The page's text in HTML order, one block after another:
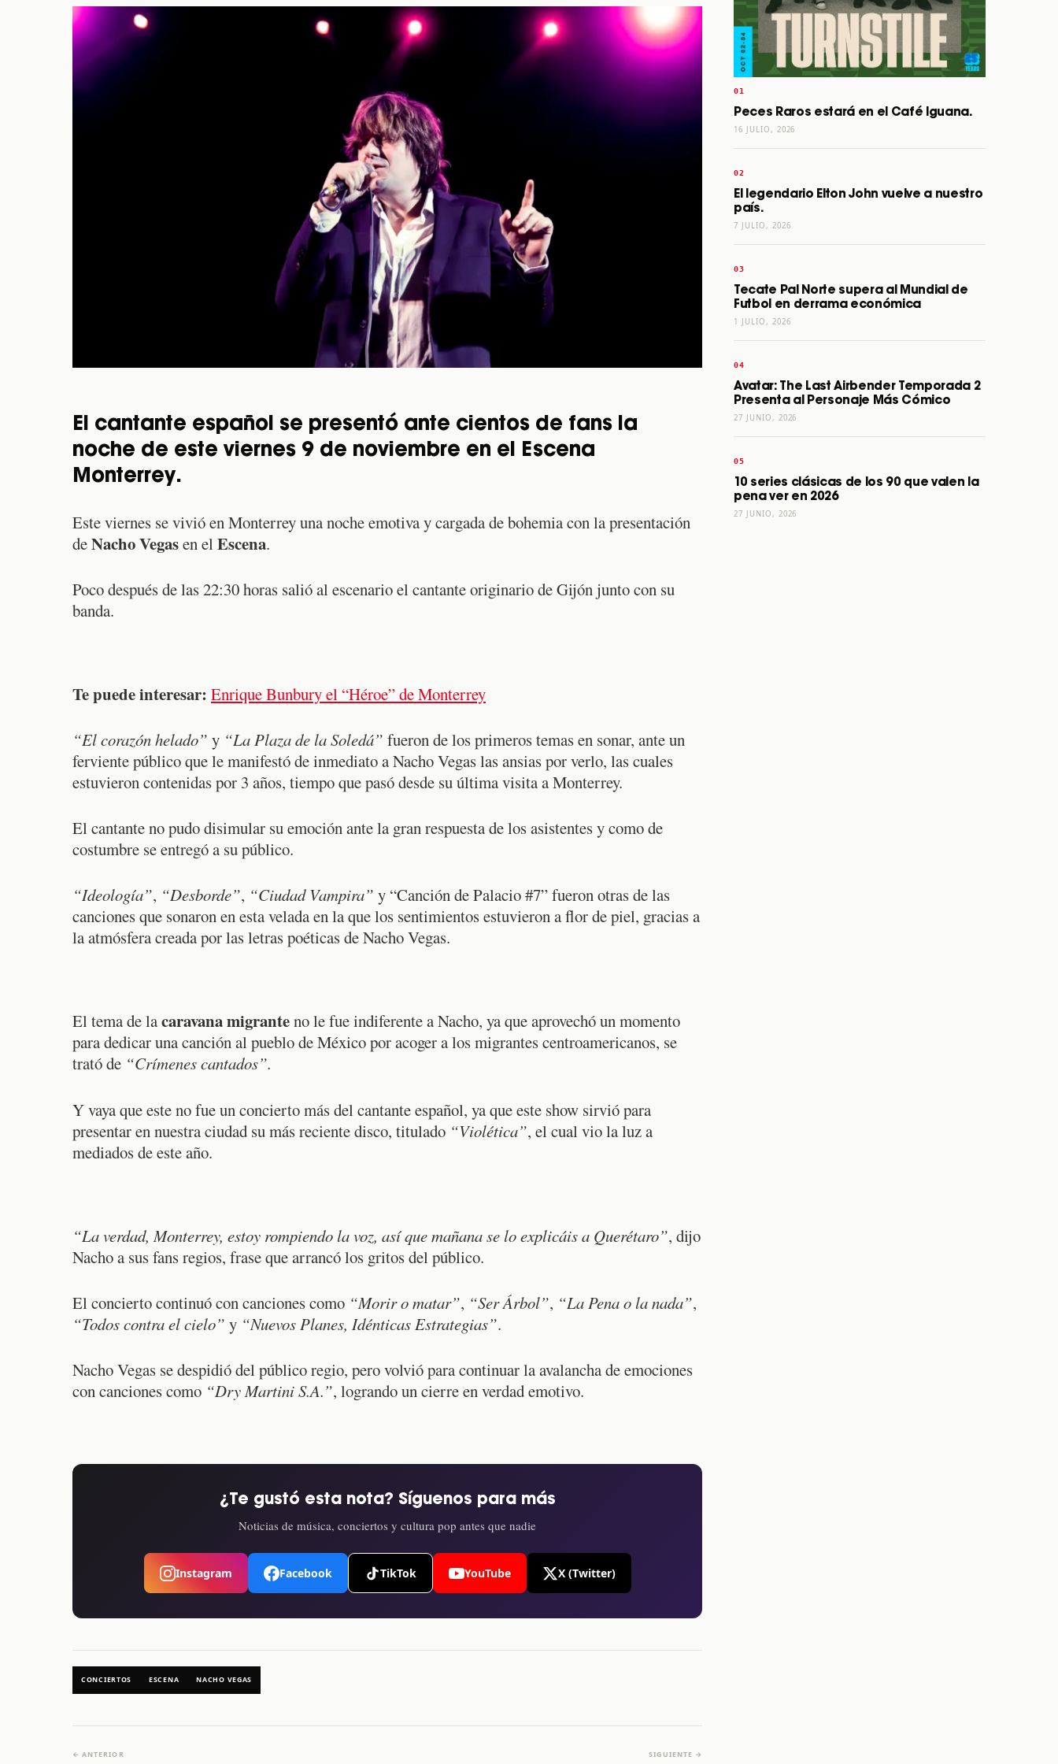
El cantante español se presentó ante cientos de fans la
noche de este viernes 9 de noviembre en el Escena
Monterrey.
Este viernes se vivió en Monterrey una noche emotiva y cargada de bohemia con la presentación
deNacho Vegasen el Escena.
Poco después de las 22:30 horas salió al escenario el cantante originario de Gijón junto con su
banda.
Te puede interesar: Enrique Bunbury el “Héroe” de Monterrey
“El corazón helado” y “La Plaza de la Soledá” fueron de los primeros temas en sonar, ante un
ferviente público que le manifestó de inmediato a Nacho Vegas las ansias por verlo, las cuales
estuvieron contenidas por 3 años, tiempo que pasó desde su última visita a Monterrey.
El cantante no pudo disimular su emoción ante la gran respuesta de los asistentes y como de
costumbre se entregó a su público.
“Ideología”, “Desborde”, “Ciudad Vampira” y “Canción de Palacio #7” fueron otras de las
canciones que sonaron en esta velada en la que los sentimientos estuvieron a flor de piel, gracias a
la atmósfera creada por las letras poéticas de Nacho Vegas.
El tema de lacaravana migranteno le fue indiferente a Nacho, ya que aprovechó un momento
para dedicar una canción al pueblo de México por acoger a los migrantes centroamericanos, se
trató de “Crímenes cantados”.
Y vaya que este no fue un concierto más del cantante español, ya que este show sirvió para
presentar en nuestra ciudad su más reciente disco, titulado “Violética”, el cual vio la luz a
mediados de este año.
“La verdad, Monterrey, estoy rompiendo la voz, así que mañana se lo explicáis a Querétaro”, dijo
Nacho a sus fans regios, frase que arrancó los gritos del público.
El concierto continuó con canciones como “Morir o matar”, “Ser Árbol”, “La Pena o la nada”,
“Todos contra el cielo” y “Nuevos Planes, Idénticas Estrategias”.
Nacho Vegas se despidió del público regio, pero volvió para continuar la avalancha de emociones
con canciones como “Dry Martini S.A.”, logrando un cierre en verdad emotivo.
¿Te gustó esta nota? Síguenos para más
Noticias de música, conciertos y cultura pop antes que nadie
Instagram Facebook TikTok YouTube X (Twitter)
CONCIERTOS ESCENA NACHO VEGAS
← ANTERIOR SIGUIENTE →
Peces Raros estará en el Café Iguana.
16 JULIO, 2026
El legendario Elton John vuelve a nuestro
país.
7 JULIO, 2026
Tecate Pal Norte supera al Mundial de
Futbol en derrama económica
1 JULIO, 2026
Avatar: The Last Airbender Temporada 2
Presenta al Personaje Más Cómico
27 JUNIO, 2026
10 series clásicas de los 90 que valen la
pena ver en 2026
27 JUNIO, 2026